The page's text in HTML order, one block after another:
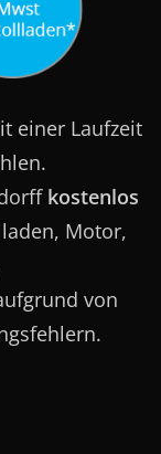
einer Laufzeit
kostenlos
Motor,
von